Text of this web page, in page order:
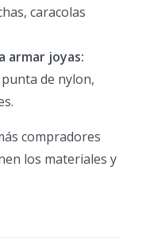
caracolas
armar joyas:
de nylon,
compradores
los materiales y